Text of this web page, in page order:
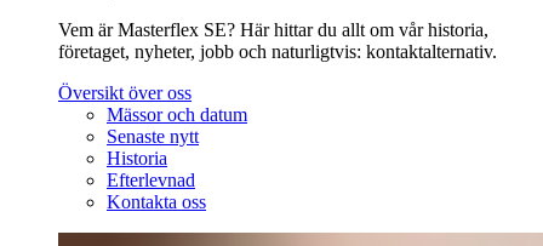
Vem är Masterflex SE? Här hittar du allt om vår historia,
företaget, nyheter, jobb och naturligtvis: kontaktalternativ.
Översikt över oss
Mässor och datum
Senaste nytt
Historia
Efterlevnad
Kontakta oss